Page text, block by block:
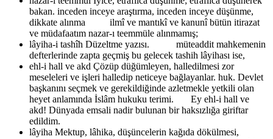
bakan. inceden inceye araştırma, inceden inceye düşünme,
dikkate alınma ilmî ve mantıkî ve kanunî bütün itirazat
ve müdafaatım nazar-ı teemmüle alınmamış;
lâyiha-i tashîh Düzeltme yazısı. müteaddit mahkemenin
defterlerinde zapta geçmiş bu gelecek tashih lâyihası ise,
ehl-i hall ve akd Çözüp düğümleyen, halledilmesi zor
meseleleri ve işleri halledip neticeye bağlayanlar. huk. Devlet
başkanını seçmek ve gerekildiğinde azletmekle yetkili olan
heyet anlamında İslâm hukuku terimi. Ey ehl-i hall ve
akd! Dünyada emsali nadir bulunan bir haksızlığa giriftar
edildim.
lâyiha Mektup, lâhika, düşüncelerin kağıda dökülmesi,